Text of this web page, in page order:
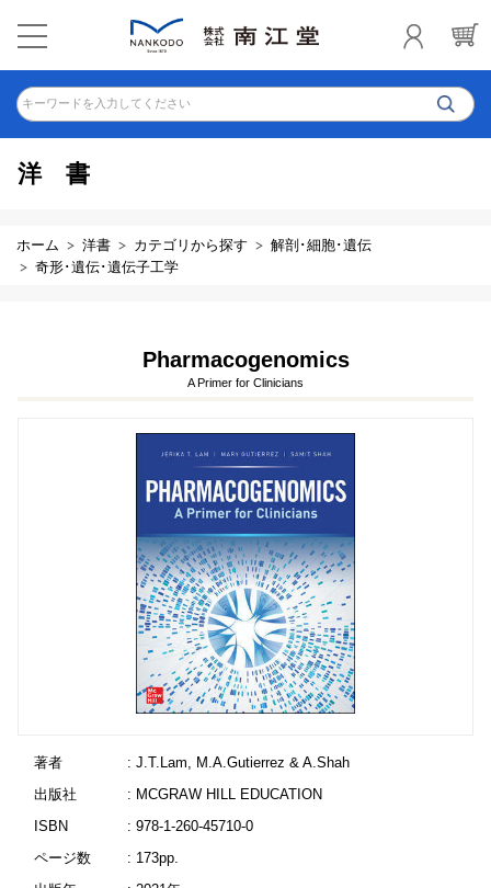
キーワードを入力してください
洋書
ホーム 洋書 カテゴリから探す
解剖･細胞･遺伝
奇形･遺伝･遺伝子工学
Pharmacogenomics
A Primer for Clinicians
著者
: J.T.Lam, M.A.Gutierrez & A.Shah
出版社
: MCGRAW HILL EDUCATION
ISBN
: 978-1-260-45710-0
ページ数
: 173pp.